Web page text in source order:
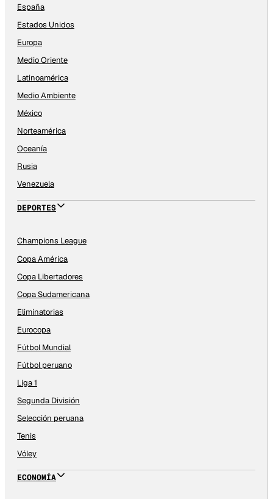
España
Estados Unidos
Europa
Medio Oriente
Latinoamérica
Medio Ambiente
México
Norteamérica
Oceanía
Rusia
Venezuela
DEPORTES
Champions League
Copa América
Copa Libertadores
Copa Sudamericana
Eliminatorias
Eurocopa
Fútbol Mundial
Fútbol peruano
Liga 1
Segunda División
Selección peruana
Tenis
Vóley
ECONOMÍA